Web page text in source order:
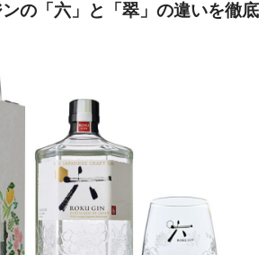
の「六」と「翠」の違いを徹底